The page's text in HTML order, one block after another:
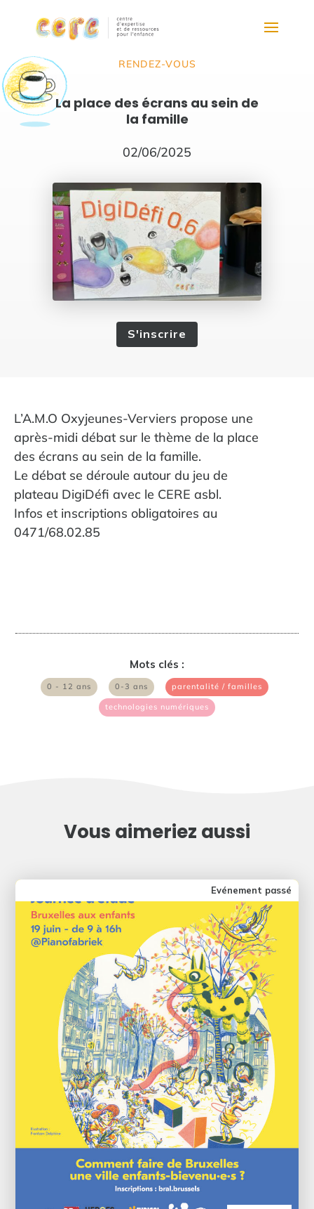
RENDEZ-VOUS
La place des écrans au sein de
la famille
02/06/2025
S'inscrire
L’A.M.O Oxyjeunes-Verviers propose une
après-midi débat sur le thème de la place
des écrans au sein de la famille.
Le débat se déroule autour du jeu de
plateau DigiDéfi avec le CERE asbl.
Infos et inscriptions obligatoires au
0471/68.02.85
Mots clés :
0 - 12 ans 0-3 ans parentalité / familles
technologies numériques
Vous aimeriez aussi
Evénement passé